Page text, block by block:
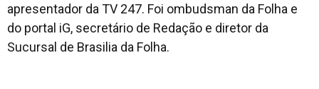
apresentador da TV 247. Foi ombudsman da Folha e
do portal iG, secretário de Redação e diretor da
Sucursal de Brasilia da Folha.